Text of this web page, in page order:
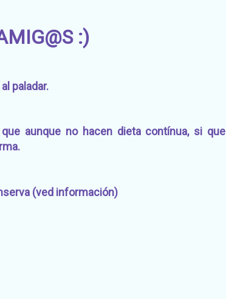
:)
paladar.
aunque no hacen dieta contínua, si que
(ved información)